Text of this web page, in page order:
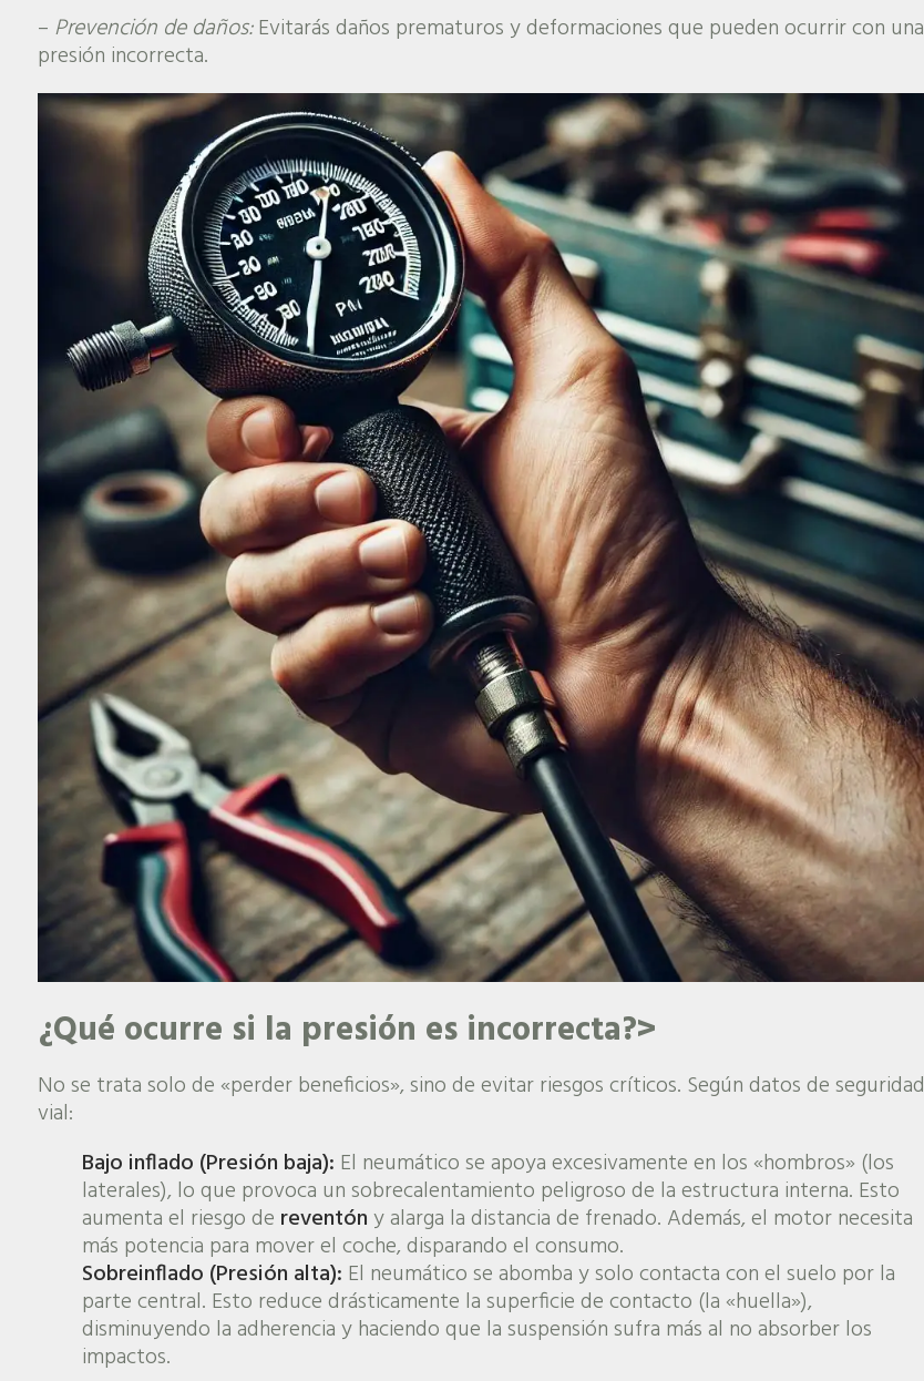
– Prevención de daños:Evitarás daños prematuros y deformaciones que pueden ocurrir con una
presión incorrecta.
¿Qué ocurre si la presión es incorrecta?>
No se trata solo de «perder beneficios», sino de evitar riesgos críticos. Según datos de seguridad
vial:
Bajo inflado (Presión baja): El neumático se apoya excesivamente en los «hombros» (los
laterales), lo que provoca un sobrecalentamiento peligroso de la estructura interna. Esto
aumenta el riesgo de reventóny alarga la distancia de frenado. Además, el motor necesita
más potencia para mover el coche, disparando el consumo.
Sobreinflado (Presión alta): El neumático se abomba y solo contacta con el suelo por la
parte central. Esto reduce drásticamente la superficie de contacto (la «huella»),
disminuyendo la adherencia y haciendo que la suspensión sufra más al no absorber los
impactos.